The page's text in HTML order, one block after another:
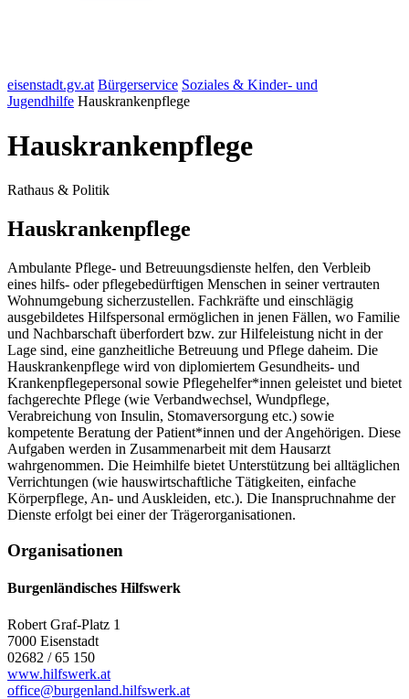
eisenstadt.gv.at Bürgerservice Soziales & Kinder- und
Jugendhilfe Hauskrankenpflege
Hauskrankenpflege
Rathaus & Politik
Hauskrankenpflege
Ambulante Pflege- und Betreuungsdienste helfen, den Verbleib
eines hilfs- oder pflegebedürftigen Menschen in seiner vertrauten
Wohnumgebung sicherzustellen. Fachkräfte und einschlägig
ausgebildetes Hilfspersonal ermöglichen in jenen Fällen, wo Familie
und Nachbarschaft überfordert bzw. zur Hilfeleistung nicht in der
Lage sind, eine ganzheitliche Betreuung und Pflege daheim. Die
Hauskrankenpflege wird von diplomiertem Gesundheits- und
Krankenpflegepersonal sowie Pflegehelfer*innen geleistet und bietet
fachgerechte Pflege (wie Verbandwechsel, Wundpflege,
Verabreichung von Insulin, Stomaversorgung etc.) sowie
kompetente Beratung der Patient*innen und der Angehörigen. Diese
Aufgaben werden in Zusammenarbeit mit dem Hausarzt
wahrgenommen. Die Heimhilfe bietet Unterstützung bei alltäglichen
Verrichtungen (wie hauswirtschaftliche Tätigkeiten, einfache
Körperpflege, An- und Auskleiden, etc.). Die Inanspruchnahme der
Dienste erfolgt bei einer der Trägerorganisationen.
Organisationen
Burgenländisches Hilfswerk
Robert Graf-Platz 1
7000 Eisenstadt
02682 / 65 150
www.hilfswerk.at
office@burgenland.hilfswerk.at